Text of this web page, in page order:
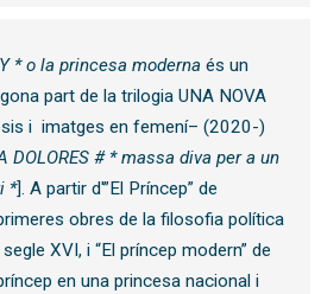
* o la princesa moderna és un
part de la trilogia UNA NOVA
i imatges en femení– (2020-)
DOLORES # * massa diva per a un
*]. A partir d'”El Príncep” de
obres de la filosofia política
XVI, i “El príncep modern” de
en una princesa nacional i